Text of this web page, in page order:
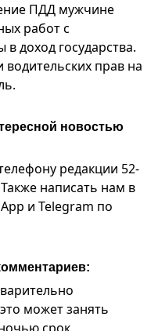
ПДД мужчине
работ с
доход государства.
прав на
новостью
редакции 52-
написать нам в
и Telegram по
может занять